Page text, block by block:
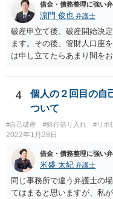
借金・債務整理に強い
濵門 俊也 弁護士
破産申立て後、破産開始決
ます。その後、管財人口座
は申し立てたらあまり間を
4
個人の２回目の自
ついて
#自己破産 #銀行借り入れ #リボ
2022年1月28日
借金・債務整理に強い
米盛 太紀 弁護士
同じ事務所で違う弁護士の
てはまると思いますが、私